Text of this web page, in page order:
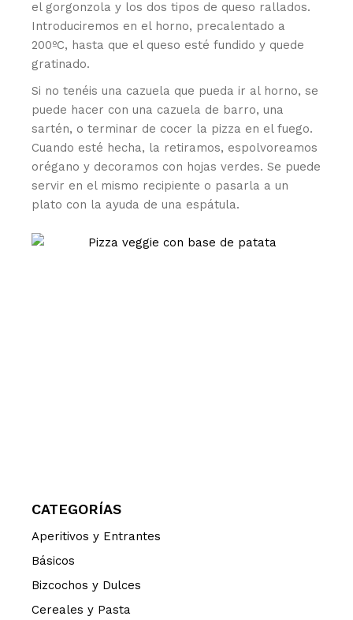
el gorgonzola y los dos tipos de queso rallados.
Introduciremos en el horno, precalentado a
200ºC, hasta que el queso esté fundido y quede
gratinado.
Si no tenéis una cazuela que pueda ir al horno, se
puede hacer con una cazuela de barro, una
sartén, o terminar de cocer la pizza en el fuego.
Cuando esté hecha, la retiramos, espolvoreamos
orégano y decoramos con hojas verdes. Se puede
servir en el mismo recipiente o pasarla a un
plato con la ayuda de una espátula.
CATEGORÍAS
Aperitivos y Entrantes
Básicos
Bizcochos y Dulces
Cereales y Pasta